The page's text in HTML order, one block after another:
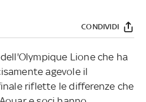
CONDIVIDI
Lione che ha
agevole il
riflette le differenze che